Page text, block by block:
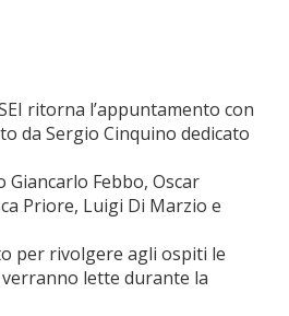
ritorna l’appuntamento con
da Sergio Cinquino dedicato
Febbo, Oscar
Priore, Luigi Di Marzio e
per rivolgere agli ospiti le
lette durante la